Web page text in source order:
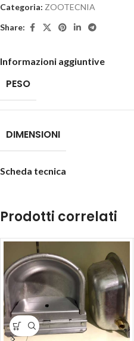
Categoria: ZOOTECNIA
Share:
Informazioni aggiuntive
PESO
DIMENSIONI
Scheda tecnica
Prodotti correlati